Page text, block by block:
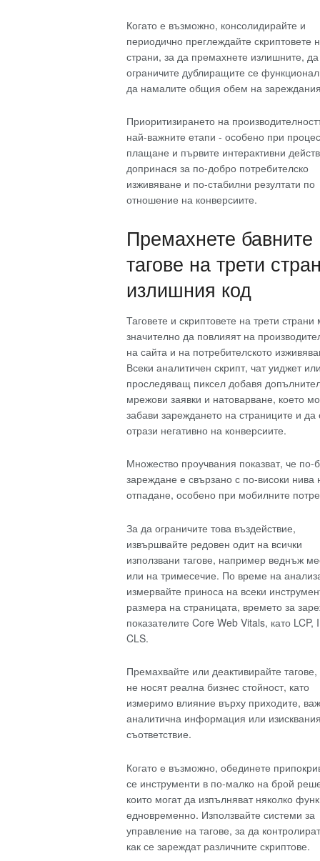
Когато е възможно, консолидирайте и
периодично преглеждайте скриптовете
страни, за да премахнете излишните, да
ограничите дублиращите се
да намалите общия обем на
Приоритизирането на
най-важните етапи - особено при
плащане и първите интерактивни
допринася за по-добро потребителско
изживяване и по-стабилни резултати по
отношение на конверсиите.
Премахнете бавните
тагове на трети
излишния код
Таговете и скриптовете на трети страни
значително да повлияят на
на сайта и на потребителското
Всеки аналитичен скрипт, чат уиджет
проследяващ пиксел добавя
мрежови заявки и натоварване, което
забави зареждането на страниците и да
отрази негативно на конверсиите.
Множество проучвания показват, че по-
зареждане е свързано с по-високи нива
отпадане, особено при мобилните
За да ограничите това въздействие,
извършвайте редовен одит на всички
използвани тагове, например веднъж
или на тримесечие. По време на
измервайте приноса на всеки
размера на страницата, времето за
показателите Core Web Vitals, като LCP,
CLS.
Премахвайте или деактивирайте тагове,
не носят реална бизнес стойност, като
измеримо влияние върху приходите,
аналитична информация или
съответствие.
Когато е възможно, обединете
се инструменти в по-малко на брой
които могат да изпълняват няколко
едновременно. Използвайте системи за
управление на тагове, за да
как се зареждат различните скриптове.